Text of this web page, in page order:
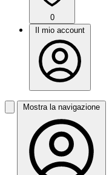
0
Il mio account
Mostra la navigazione